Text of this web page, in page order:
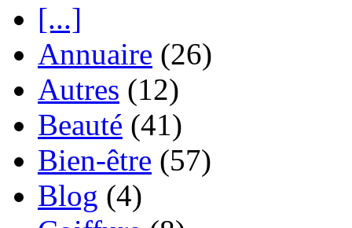
[...]
Annuaire (26)
Autres (12)
Beauté (41)
Bien-être (57)
Blog (4)